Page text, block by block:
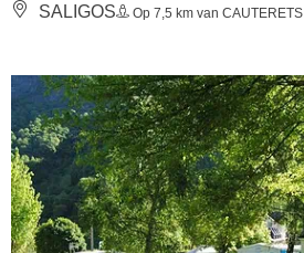
SALIGOS Op 7,5 km van CAUTERETS